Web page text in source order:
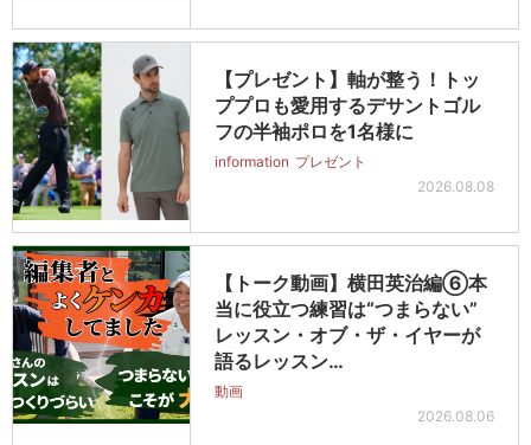
【プレゼント】軸が整う！トッ
ププロも愛用するデサントゴル
フの半袖ポロを1名様に
information プレゼント
2026.08.08
【トーク動画】横田英治編⑥本
当に役立つ練習は“つまらない”
レッスン・オブ・ザ・イヤーが
語るレッスン…
動画
2026.08.06